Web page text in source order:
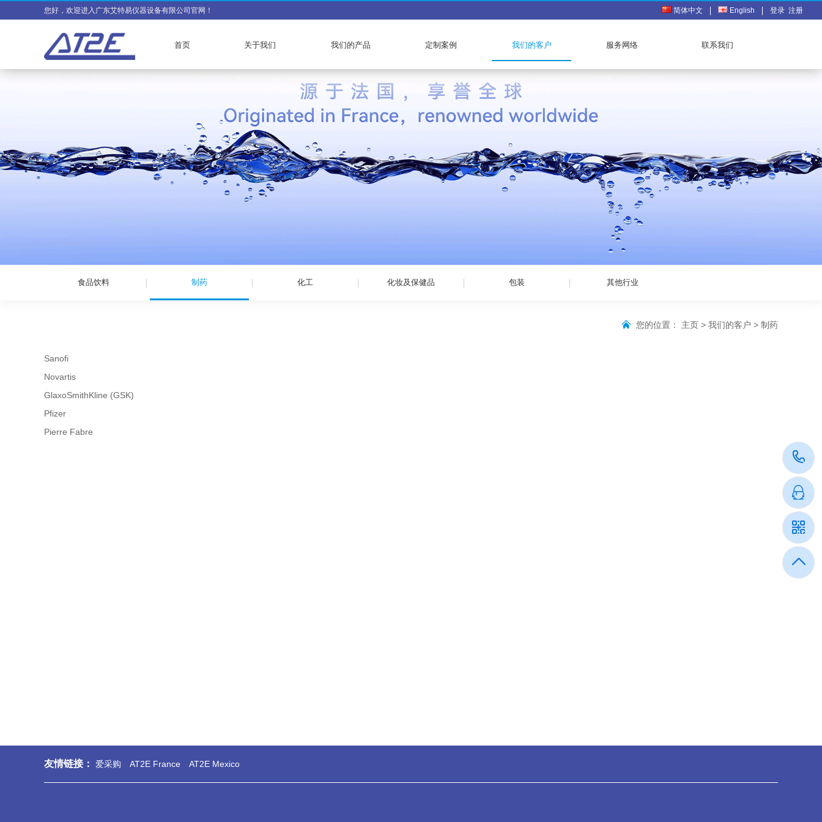
您好，欢迎进入广东艾特易仪器设备有限公司官网！ 简体中文 English 登录 注册
首页 关于我们 我们的产品 定制案例 我们的客户 服务网络 联系我们
食品饮料 制药 化工 化妆及保健品 包装 其他行业
您的位置： 主页 > 我们的客户 > 制药
Sanofi
Novartis
GlaxoSmithKline (GSK)
Pfizer
Pierre Fabre
友情链接： 爱采购 AT2E France AT2E Mexico